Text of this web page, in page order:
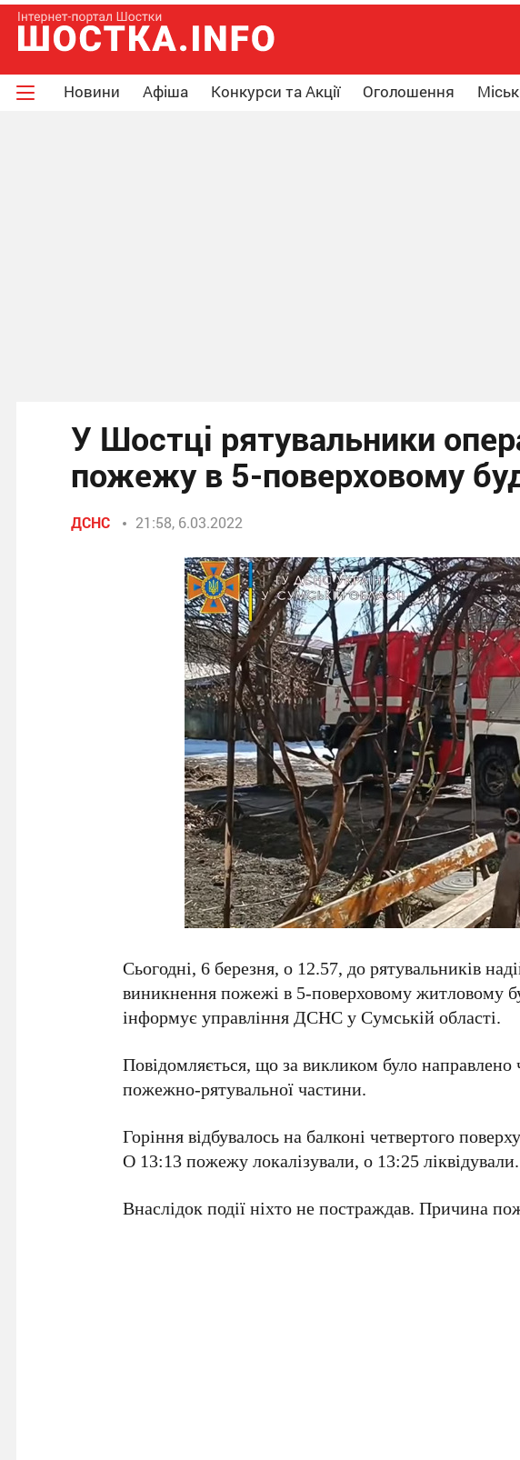
Новини Афіша Конкурси та Акції Оголошення
У Шостці рятувальники
пожежу в 5-поверховому
ДСНС 21:58, 6.03.2022
Сьогодні, 6 березня, о 12.57, до рятувальників
виникнення пожежі в 5-поверховому житловому
інформує управління ДСНС у Сумській області.
Повідомляється, що за викликом було направлено
пожежно-рятувальної частини.
Горіння відбувалось на балконі четвертого
О 13:13 пожежу локалізували, о 13:25 ліквідували.
Внаслідок події ніхто не постраждав. Причина